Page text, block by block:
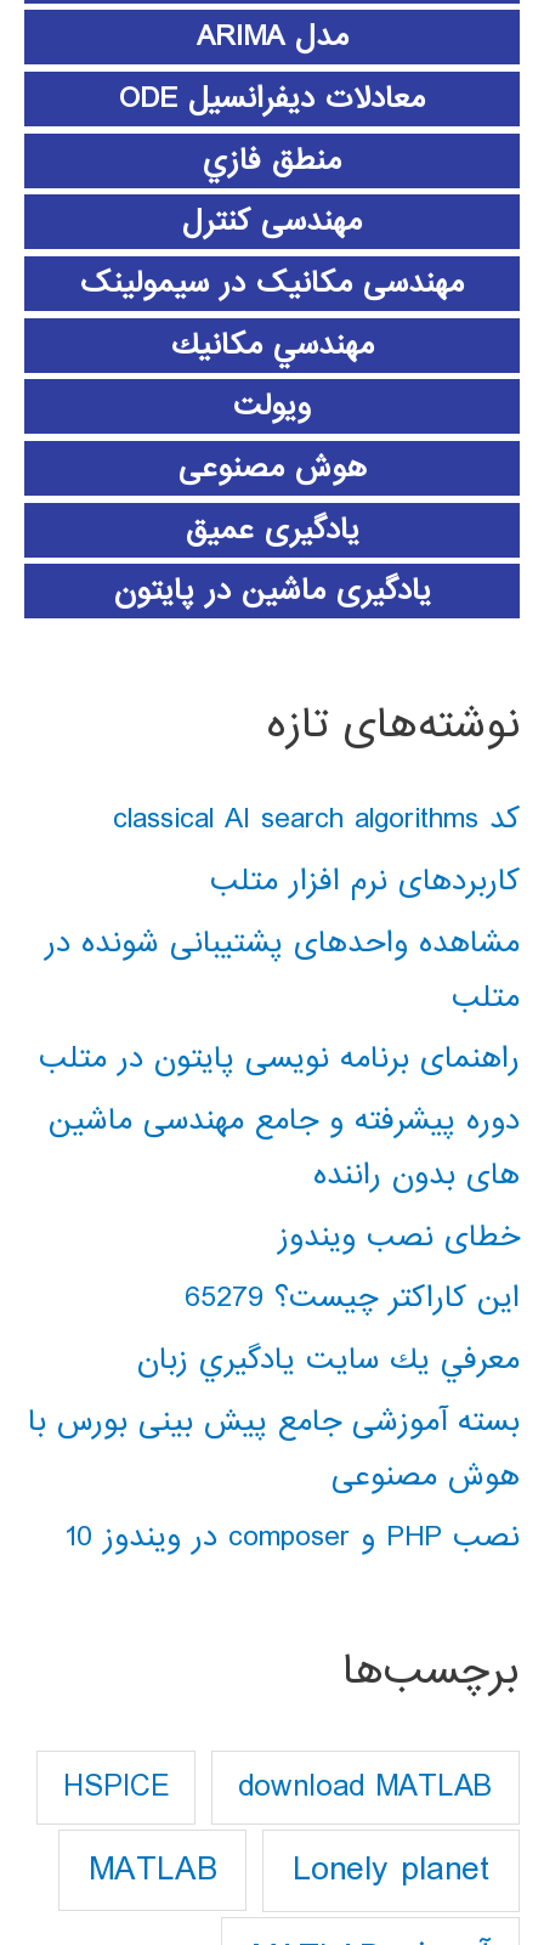
مدل ARIMA
معادلات دیفرانسیل ODE
منطق فازي
مهندسی کنترل
مهندسی مکانیک در سیمولینک
مهندسي مكانيك
ویولت
هوش مصنوعی
یادگیری عمیق
یادگیری ماشین در پایتون
نوشته‌های تازه
کد classical AI search algorithms
کاربردهای نرم افزار متلب
مشاهده واحدهای پشتیبانی شونده در
متلب
راهنمای برنامه نویسی پایتون در متلب
دوره پیشرفته و جامع مهندسی ماشین
های بدون راننده
خطای نصب ویندوز
این کاراکتر چیست؟ 65279
معرفي يك سايت يادگيري زبان
بسته آموزشی جامع پیش بینی بورس با
هوش مصنوعی
نصب PHP و composer در ویندوز 10
برچسب‌ها
download MATLAB
HSPICE
Lonely planet
MATLAB